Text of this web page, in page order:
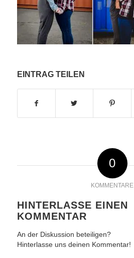
EINTRAG TEILEN
0
KOMMENTARE
HINTERLASSE EINEN
KOMMENTAR
An der Diskussion beteiligen?
Hinterlasse uns deinen Kommentar!